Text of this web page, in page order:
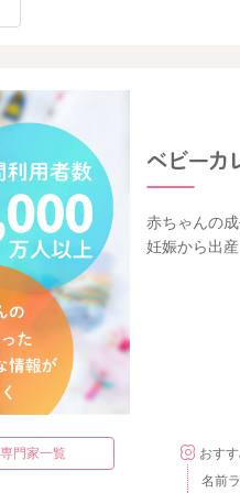
赤ちゃんの
妊娠から出
門家一覧
おす
名前